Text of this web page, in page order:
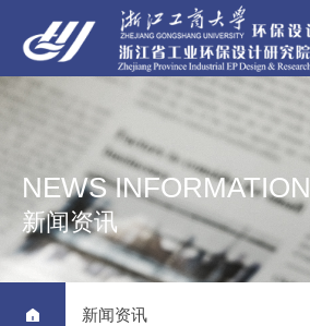
NEWS INFORMATION
新闻资讯
 新闻资讯